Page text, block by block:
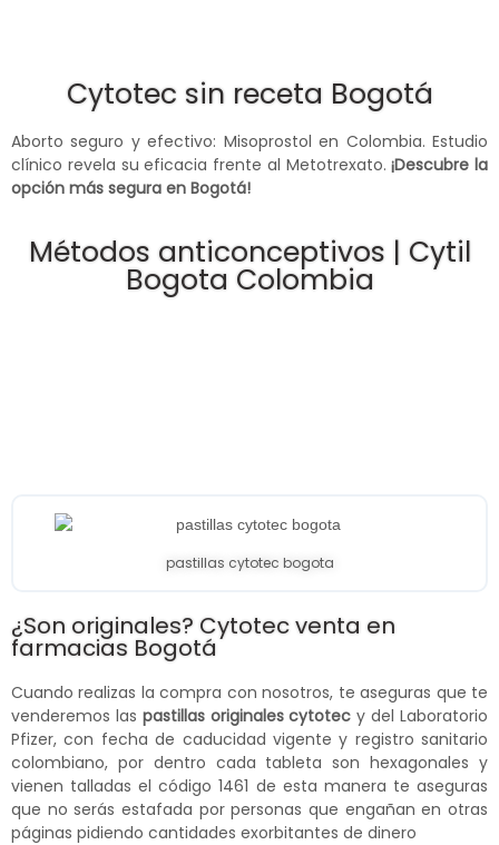
Cytotec sin receta Bogotá
Aborto seguro y efectivo: Misoprostol en Colombia. Estudio
clínico revela su eficacia frente al Metotrexato.¡Descubre la
opción más segura en Bogotá!
Métodos anticonceptivos | Cytil
Bogota Colombia
pastillas cytotec bogota
¿Son originales? Cytotec venta en
farmacias Bogotá
Cuando realizas la compra con nosotros, te aseguras que te
venderemos las pastillas originales cytotec y del Laboratorio
Pfizer, con fecha de caducidad vigente y registro sanitario
colombiano, por dentro cada tableta son hexagonales y
vienen talladas el código 1461 de esta manera te aseguras
que no serás estafada por personas que engañan en otras
páginas pidiendo cantidades exorbitantes de dinero